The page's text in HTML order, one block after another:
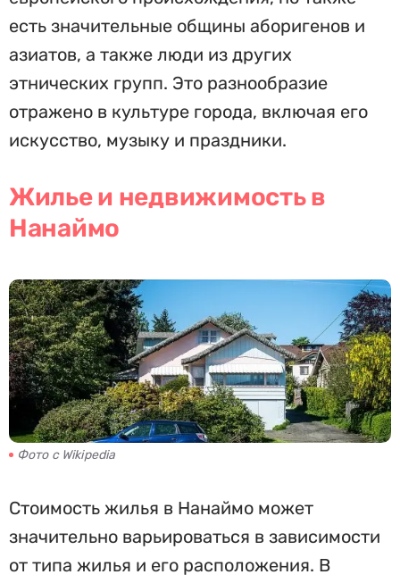
есть значительные общины аборигенов и
азиатов, а также люди из других
этнических групп. Это разнообразие
отражено в культуре города, включая его
искусство, музыку и праздники.
Жилье и недвижимость в
Нанаймо
Фото с Wikipedia
Стоимость жилья в Нанаймо может
значительно варьироваться в зависимости
от типа жилья и его расположения. В